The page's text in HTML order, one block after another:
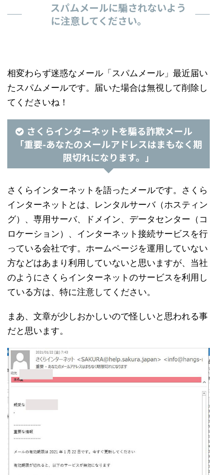
スパムメールに騙されないよう
に注意してください。
相変わらず迷惑なメール「スパムメール」最近届い
たスパムメールです。届いた場合は無視して削除し
てくださいね！
さくらインターネットを騙る詐欺メール
「重要-あなたのメールアドレスはまもなく期
限切れになります。」
さくらインターネットを語ったメールです。さくら
インターネットとは、レンタルサーバ（ホスティン
グ）、専用サーバ、ドメイン、データセンター（コ
ロケーション）、インターネット接続サービスを行
っている会社です。ホームページを運用していない
方などはあまり利用していないと思いますが、当社
のようにさくらインターネットのサービスを利用し
ている方は、特に注意してください。
まあ、文章が少しおかしいので怪しいと思われる事
だと思います。